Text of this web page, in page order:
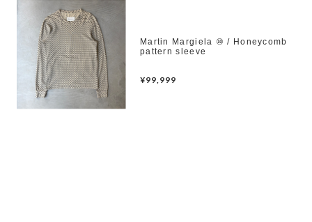
Martin Margiela ⑩ / Honeycomb
pattern sleeve
¥99,999